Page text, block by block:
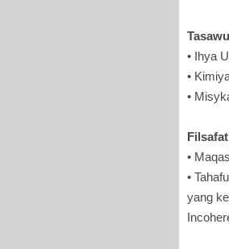
• Ihya
•
•
Filsafat
•
•
yang